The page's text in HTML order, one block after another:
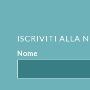
ISCRIVITI ALLA
Nome